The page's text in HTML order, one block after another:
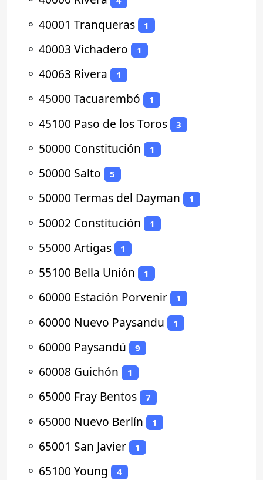
⚬ 40001 Tranqueras 1
⚬ 40003 Vichadero 1
⚬ 40063 Rivera 1
⚬ 45000 Tacuarembó 1
⚬ 45100 Paso de los Toros 3
⚬ 50000 Constitución 1
⚬ 50000 Salto 5
⚬ 50000 Termas del Dayman 1
⚬ 50002 Constitución 1
⚬ 55000 Artigas 1
⚬ 55100 Bella Unión 1
⚬ 60000 Estación Porvenir 1
⚬ 60000 Nuevo Paysandu 1
⚬ 60000 Paysandú 9
⚬ 60008 Guichón 1
⚬ 65000 Fray Bentos 7
⚬ 65000 Nuevo Berlín 1
⚬ 65001 San Javier 1
⚬ 65100 Young 4